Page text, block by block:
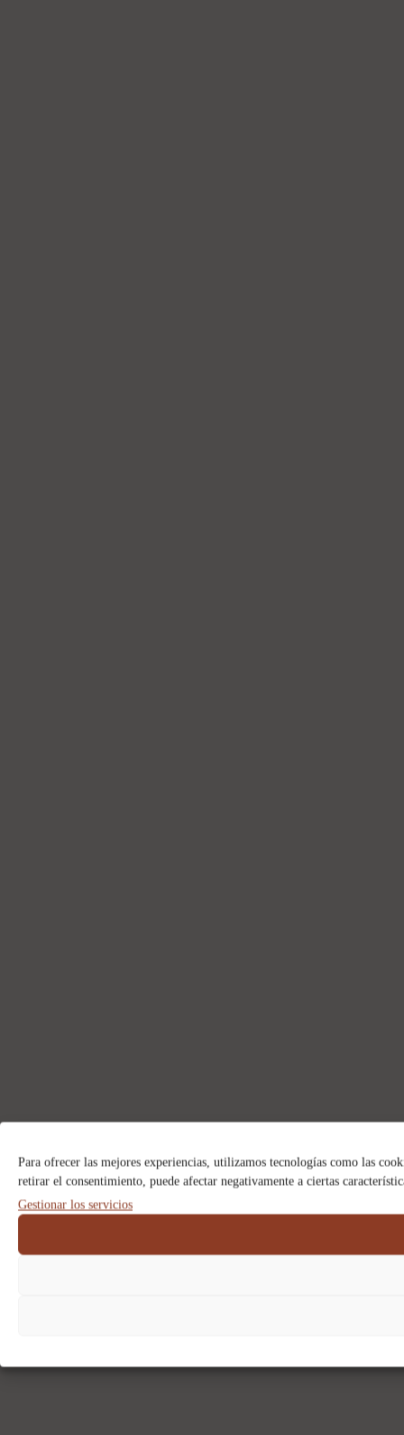
Para ofrecer las mejores experiencias, utilizamos tecnologías como las
retirar el consentimiento, puede afectar negativamente a ciertas
Gestionar los servicios